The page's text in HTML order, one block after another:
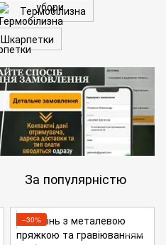
Термобілизна
Шкарпетки
За популярністю
−30%